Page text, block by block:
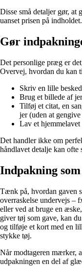
Disse små detaljer gør, at
uanset prisen på indholdet.
Gør
Det personlige præg er
Overvej, hvordan du kan
Skriv en lille
Brug et billede af
Tilføj et citat, en
jer (uden at
Lav et
Det handler ikke om
håndlavet detalje kan ofte
Indpakning
Tænk på, hvordan gaven
overraskelse undervejs –
eller ved at bruge en
giver tøj som gave, kan
og tilføje et kort med en
stykke tøj.
Når modtageren mærker,
udpakningen en del af